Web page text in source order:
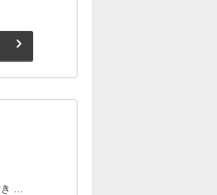
…